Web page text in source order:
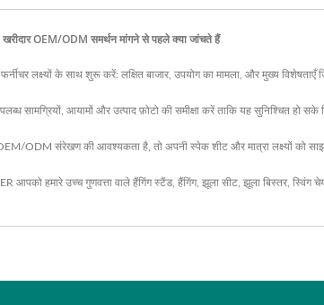
OEM/ODM समर्थन मांगने से पहले क्या जांचते हैं
लक्ष्यों के साथ शुरू करें: लक्षित बाजार, उपयोग का मामला, और मुख्य विशेषताएँ
सामग्रियों, आयामों और उत्पाद फ़ोटो की समीक्षा करें ताकि यह सुनिश्चित हो
ODM संरेखण की आवश्यकता है, तो अपनी स्पेक शीट और मात्रा लक्ष्यों को
आपको हमारे उच्च गुणवत्ता वाले हैंगिंग स्टैंड, हैंगिंग, झूला सीट झूला बिस्तर, स्विंग